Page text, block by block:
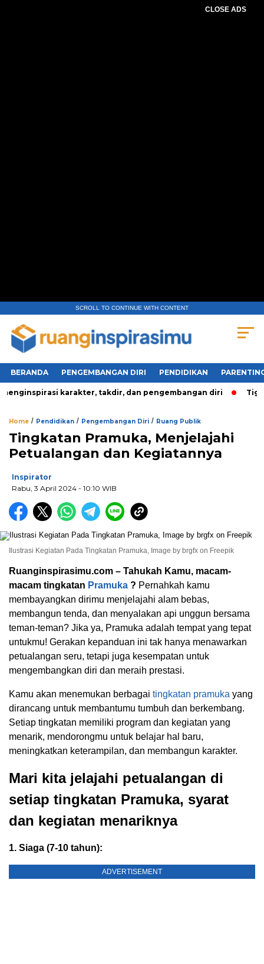
CLOSE ADS
SCROLL TO CONTINUE WITH CONTENT
BERANDA PENGEMBANGAN DIRI PENDIDIKAN
karakter, takdir, dan pengembangan diri Tiga
Home / Pendidikan / Pengembangan Diri / Ruang Publik
Tingkatan Pramuka, Menjelajahi
Petualangan dan Kegiatannya
Inspirator
Rabu, 3 April 2024 - 10:10 WIB
Ilustrasi Kegiatan Pada Tingkatan Pramuka, Image by brgfx on Freepik
Ruanginspirasimu.com – Tahukah Kamu, macam-
macam tingkatan Pramuka ? Pernahkah kamu
membayangkan dirimu menjelajahi alam bebas,
membangun tenda, dan menyalakan api unggun bersama
teman-teman? Jika ya, Pramuka adalah tempat yang tepat
untukmu! Gerakan kepanduan ini tak hanya menawarkan
petualangan seru, tetapi juga kesempatan untuk
mengembangkan diri dan meraih prestasi.
Kamu akan menemukan berbagai tingkatan pramuka yang
dirancang untuk membantumu tumbuh dan berkembang.
Setiap tingkatan memiliki program dan kegiatan yang
menarik, mendorongmu untuk belajar hal baru,
meningkatkan keterampilan, dan membangun karakter.
Mari kita jelajahi petualangan di
setiap tingkatan Pramuka, syarat
dan kegiatan menariknya
1. Siaga (7-10 tahun):
ADVERTISEMENT